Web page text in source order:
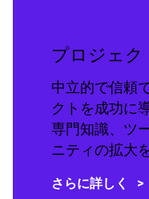
プロジェク
中立的で信頼
クトを成功に
専門知識、ツ
ニティの拡大
さらに詳しく